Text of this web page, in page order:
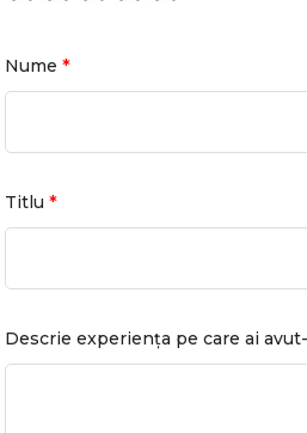
Nume *
Titlu *
Descrie experiența pe care ai